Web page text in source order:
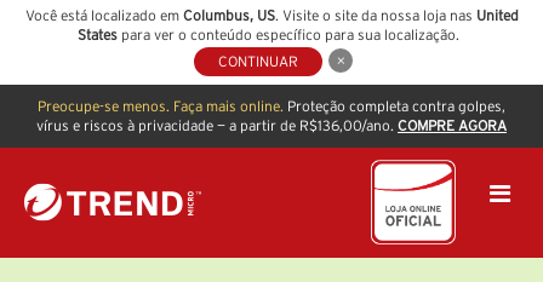
Você está localizado em Columbus, US. Visite o site da nossa loja nas United
Statespara ver o conteúdo específico para sua localização.
CONTINUAR
Preocupe-se menos. Faça mais online. Proteção completa contra golpes,
vírus e riscos à privacidade — a partir de R$136,00/ano. COMPRE AGORA